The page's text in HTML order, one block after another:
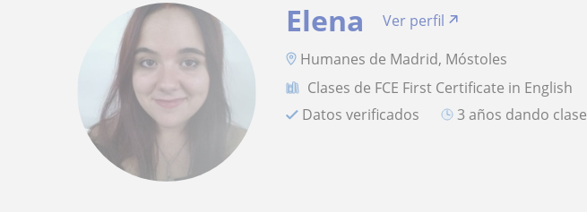
Elena
Ver perfil
Humanes de Madrid, Móstoles
Clases de FCE First Certificate in English
Datos verificados
3 años dando clase